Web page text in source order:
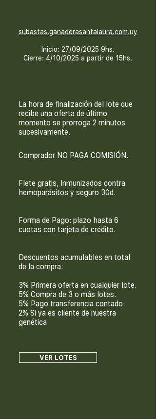
subastas.ganaderasantalaura.com.uy
Inicio: 27/09/2025 9hs.
Cierre: 4/10/2025 a partir de 15hs.
La hora de finalización del lote que
recibe una oferta de último
momento se prorroga 2 minutos
sucesivamente.
Comprador NO PAGA COMISIÓN.
Flete gratis, Inmunizados contra
hemoparásitos y seguro 30d.
Forma de Pago: plazo hasta 6
cuotas con tarjeta de crédito.
Descuentos acumulables en total
de la compra:
3% Primera oferta en cualquier lote.
5% Compra de 3 o más lotes.
5% Pago transferencia contado.
2% Si ya es cliente de nuestra
genética
VER LOTES